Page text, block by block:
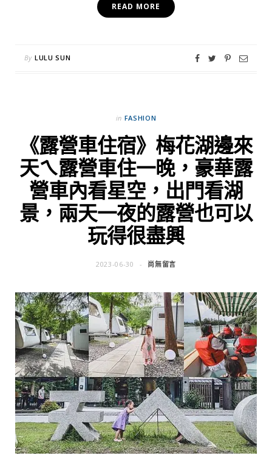
READ MORE
By LULU SUN
in FASHION
《露營車住宿》梅花湖邊來
天ㄟ露營車住一晚，豪華露
營車內看星空，出門看湖
景，兩天一夜的露營也可以
玩得很盡興
2023-06-30 尚無留言